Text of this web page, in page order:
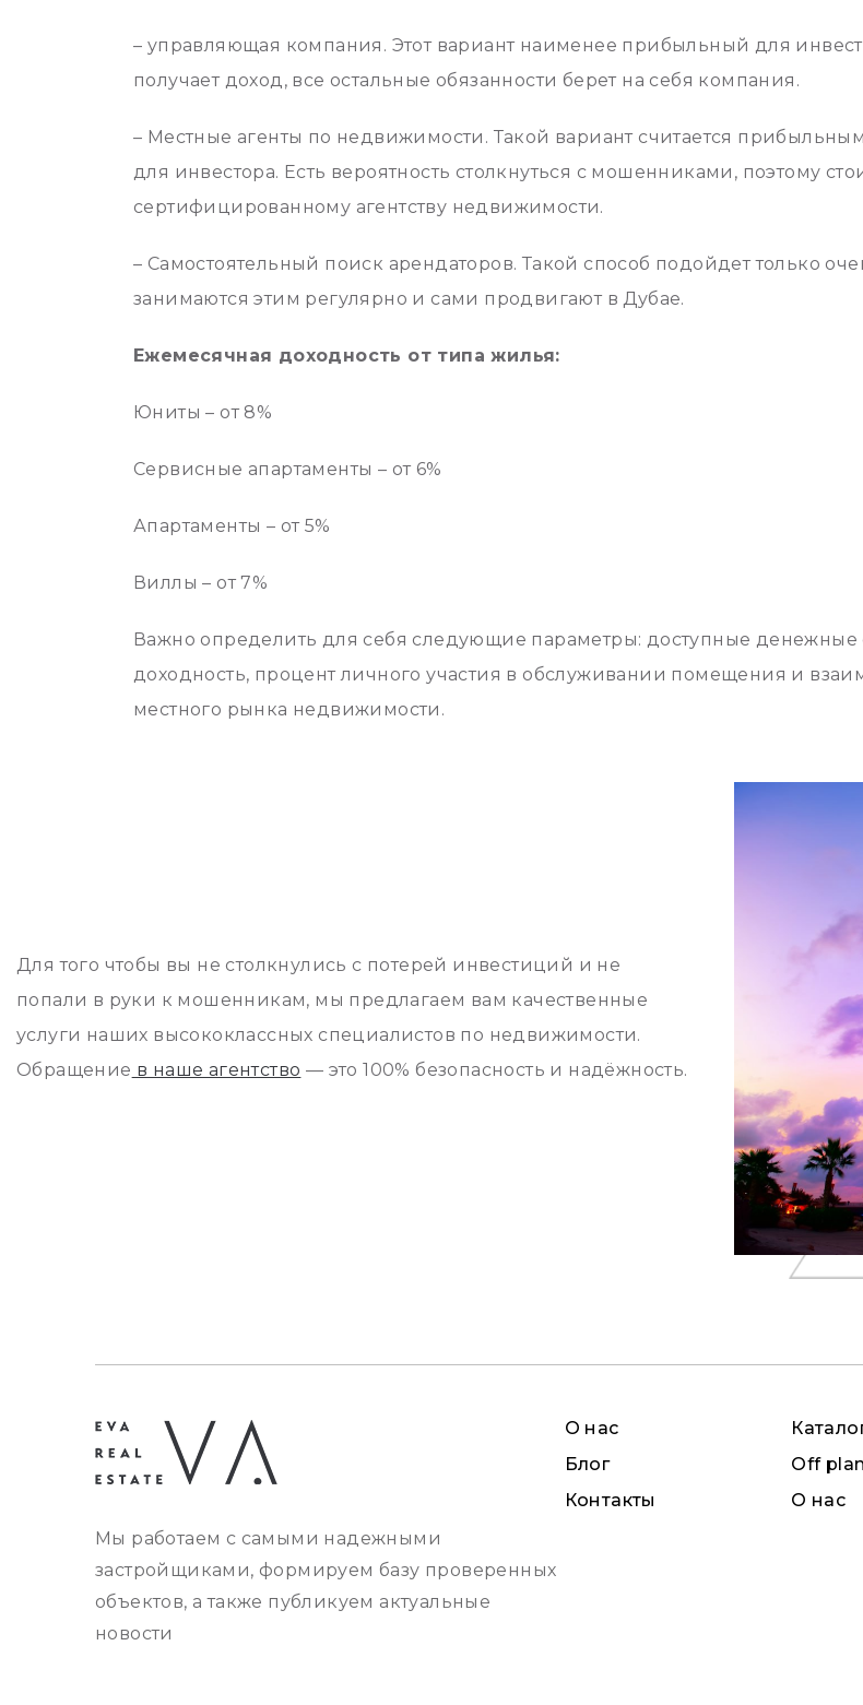
– управляющая компания. Этот вариант наименее прибыльный для
получает доход, все остальные обязанности берет на себя компания.
– Местные агенты по недвижимости. Такой вариант считается
для инвестора. Есть вероятность столкнуться с мошенниками, поэтому
сертифицированному агентству недвижимости.
– Самостоятельный поиск арендаторов. Такой способ подойдет только
занимаются этим регулярно и сами продвигают в Дубае.
Ежемесячная доходность от типа жилья:
Юниты – от 8%
Сервисные апартаменты – от 6%
Апартаменты – от 5%
Виллы – от 7%
Важно определить для себя следующие параметры: доступные денежные
доходность, процент личного участия в обслуживании помещения и
местного рынка недвижимости.
Для того чтобы вы не столкнулись с потерей инвестиций и не
попали в руки к мошенникам, мы предлагаем вам качественные
услуги наших высококлассных специалистов по недвижимости.
Обращение в наше агентство — это 100% безопасность и надёжность.
Мы работаем с самыми надежными
застройщиками, формируем базу проверенных
объектов, а также публикуем актуальные
новости
О нас
Блог
Контакты
Off plan
О нас